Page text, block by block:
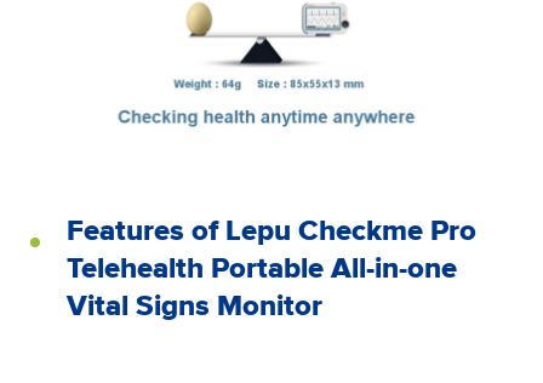
Features of Lepu Checkme Pro
Telehealth Portable All-in-one
Vital Signs Monitor